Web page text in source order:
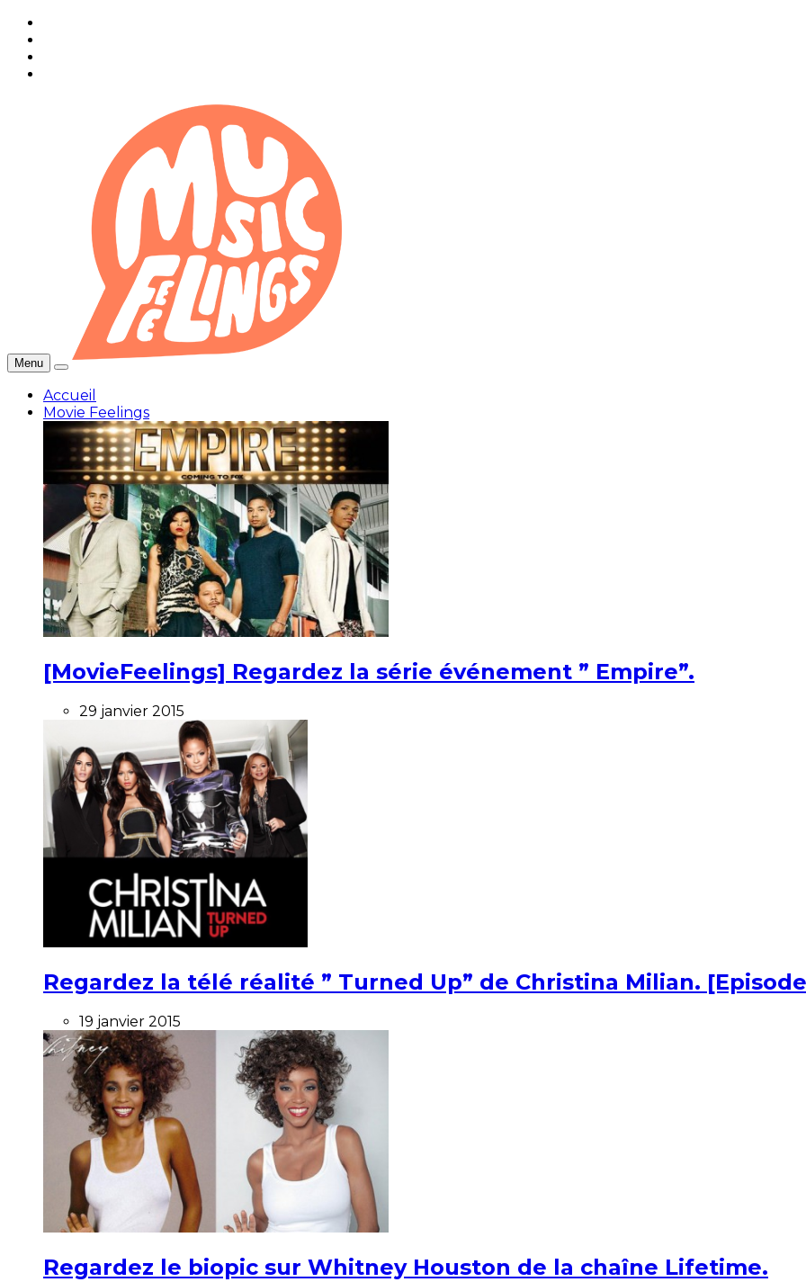
Menu
Accueil
Movie Feelings
[MovieFeelings] Regardez la série événement ” Empire”.
29 janvier 2015
Regardez la télé réalité ” Turned Up” de Christina Milian.
19 janvier 2015
Regardez le biopic sur Whitney Houston de la chaîne Lifetime.